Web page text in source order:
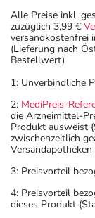
Alle Preise inkl.
zuzüglich 3,99 €
versandkostenfrei
(Lieferung nach
Bestellwert)
1: Unverbindliche
2: MediPreis-
die Arzneimittel-
Produkt ausweist
zwischenzeitlich
3: Preisvorteil
4: Preisvorteil
dieses Produkt